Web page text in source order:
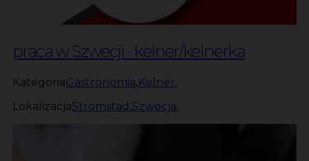
praca w Szwecji - kelner/kelnerka
KategoriaGastronomia,Kelner,
LokalizacjaStrömstad ,Szwecja,